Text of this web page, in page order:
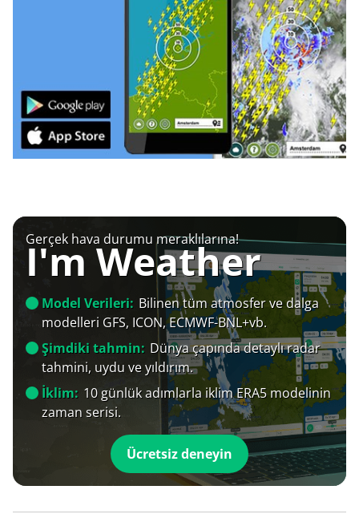
Gerçek hava durumu meraklılarına!
I'm Weather
Model Verileri: Bilinen tüm atmosfer ve dalga
modelleri GFS, ICON, ECMWF-BNL+vb.
Şimdiki tahmin: Dünya çapında detaylı radar
tahmini, uydu ve yıldırım.
İklim: 10 günlük adımlarla iklim ERA5 modelinin
zaman serisi.
Ücretsiz deneyin